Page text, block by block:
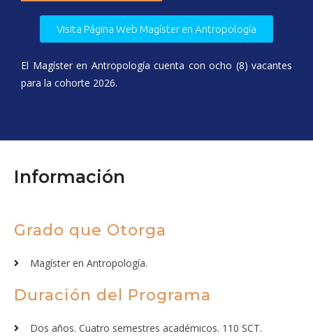
Visita Página Web Magíster en Antropología
El Magíster en Antropología cuenta con ocho (8) vacantes
para la cohorte 2026.
Información
Grado que Otorga
Magíster en Antropología.
Duración del Programa
Dos años. Cuatro semestres académicos. 110 SCT.